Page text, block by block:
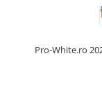
Pro-White.ro